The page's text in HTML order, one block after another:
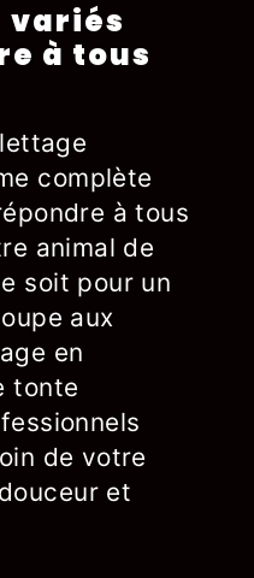
variés
à tous
complète
à tous
animal de
soit pour un
aux
en
tonte
de votre
et